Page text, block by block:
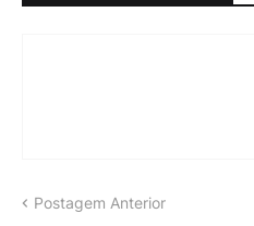
Postagem Anterior